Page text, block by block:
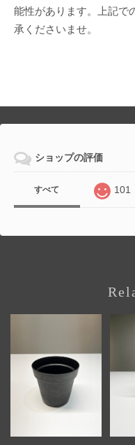
能性があります。上記で
承くださいませ。
ショップの評価
すべて 101